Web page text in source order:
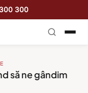
300
să ne gândim